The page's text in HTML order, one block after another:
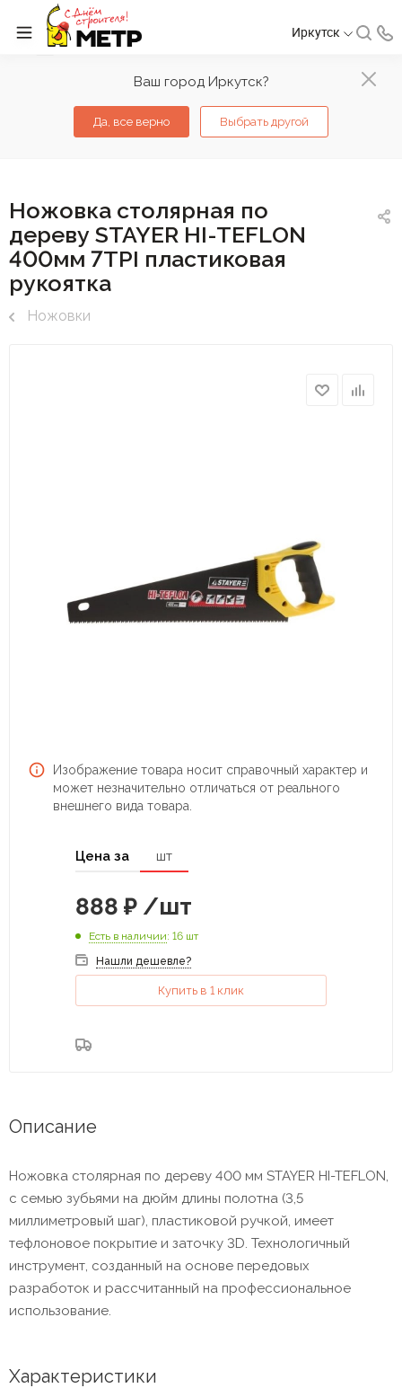
Ваш город Иркутск?
Да, все верно Выбрать другой
Иркутск
Ножовка столярная по
дереву STAYER HI-TEFLON
400мм 7TPI пластиковая
рукоятка
Ножовки
Изображение товара носит справочный характер и
может незначительно отличаться от реального
внешнего вида товара.
Цена за шт
888 ₽ /шт
Есть в наличии: 16 шт
Нашли дешевле?
Купить в 1 клик
Описание
Ножовка столярная по дереву 400 мм STAYER HI-TEFLON,
с семью зубьями на дюйм длины полотна (3,5
миллиметровый шаг), пластиковой ручкой, имеет
тефлоновое покрытие и заточку 3D. Технологичный
инструмент, созданный на основе передовых
разработок и рассчитанный на профессиональное
использование.
Характеристики